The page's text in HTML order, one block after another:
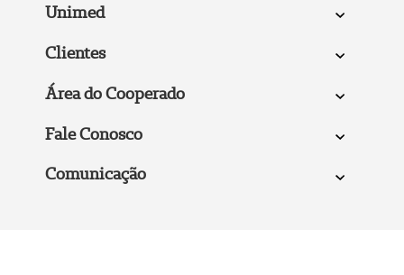
Unimed
Clientes
Área do Cooperado
Fale Conosco
Comunicação